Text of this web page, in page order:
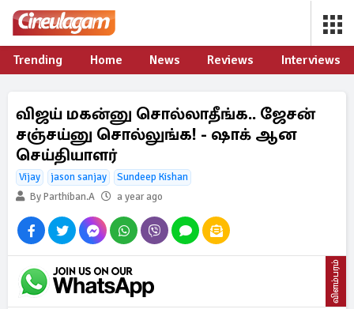
Trending Home News Reviews Interviews
விஜய் மகன்னு சொல்லாதீங்க.. ஜேசன்
சஞ்சய்னு சொல்லுங்க! - ஷாக் ஆன
செய்தியாளர்
Vijay jason sanjay
Sundeep Kishan
By Parthiban.A
a year ago
விளம்பரம்